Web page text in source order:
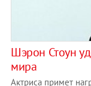
Шэрон Стоун
мира
Актриса примет